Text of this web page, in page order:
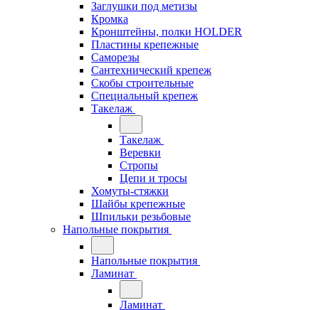
Заглушки под метизы
Кромка
Кронштейны, полки НОLDER
Пластины крепежные
Саморезы
Сантехнический крепеж
Скобы строительные
Специальный крепеж
Такелаж
Такелаж
Веревки
Стропы
Цепи и тросы
Хомуты-стяжки
Шайбы крепежные
Шпильки резьбовые
Напольные покрытия
Напольные покрытия
Ламинат
Ламинат